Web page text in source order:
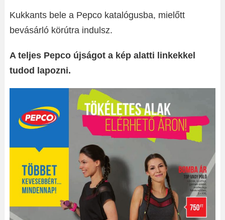
Kukkants bele a Pepco katalógusba, mielőtt
bevásárló körútra indulsz.
A teljes Pepco újságot a kép alatti linkekkel
tudod lapozni.